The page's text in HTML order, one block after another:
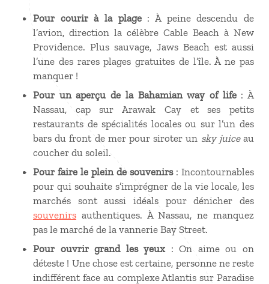
Pour courir à la plage: À peine descendu de
l’avion, direction la célèbre Cable Beach à New
Providence. Plus sauvage, Jaws Beach est aussi
l’une des rares plages gratuites de l’île. À ne pas
manquer !
Pour un aperçu de la Bahamian way of life: À
Nassau, cap sur Arawak Cay et ses petits
restaurants de spécialités locales ou sur l’un des
bars du front de mer pour siroter un sky juiceau
coucher du soleil.
Pour faire le plein de souvenirs: Incontournables
pour qui souhaite s’imprégner de la vie locale, les
marchés sont aussi idéals pour dénicher des
souvenirs authentiques. À Nassau, ne manquez
pas le marché de la vannerie Bay Street.
Pour ouvrir grand les yeux: On aime ou on
déteste ! Une chose est certaine, personne ne reste
indifférent face au complexe Atlantis sur Paradise